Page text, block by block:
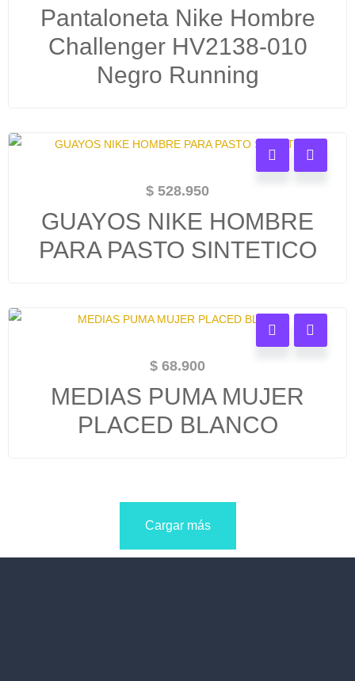
Pantaloneta Nike Hombre
Challenger HV2138-010
Negro Running
$ 528.950
GUAYOS NIKE HOMBRE
PARA PASTO SINTETICO
$ 68.900
MEDIAS PUMA MUJER
PLACED BLANCO
Cargar más